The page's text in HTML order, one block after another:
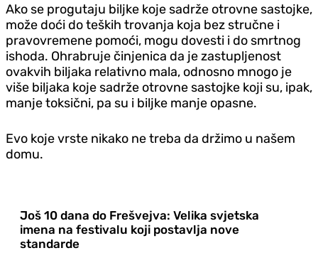
Ako se progutaju biljke koje sadrže otrovne sastojke,
može doći do teških trovanja koja bez stručne i
pravovremene pomoći, mogu dovesti i do smrtnog
ishoda. Ohrabruje činjenica da je zastupljenost
ovakvih biljaka relativno mala, odnosno mnogo je
više biljaka koje sadrže otrovne sastojke koji su, ipak,
manje toksični, pa su i biljke manje opasne.
Evo koje vrste nikako ne treba da držimo u našem
domu.
Još 10 dana do Frešvejva: Velika svjetska
imena na festivalu koji postavlja nove
standarde